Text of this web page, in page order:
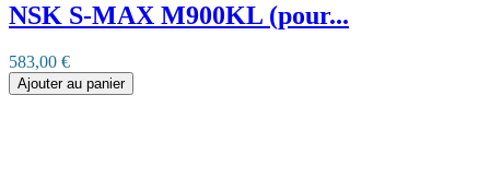
NSK S-MAX M900KL (pour...
583,00 €
Ajouter au panier